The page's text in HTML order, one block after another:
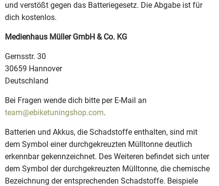
und verstößt gegen das Batteriegesetz. Die Abgabe ist für
dich kostenlos.
Medienhaus Müller GmbH & Co. KG
Gernsstr. 30
30659 Hannover
Deutschland
Bei Fragen wende dich bitte per E-Mail an
team@ebiketuningshop.com.
Batterien und Akkus, die Schadstoffe enthalten, sind mit
dem Symbol einer durchgekreuzten Mülltonne deutlich
erkennbar gekennzeichnet. Des Weiteren befindet sich unter
dem Symbol der durchgekreuzten Mülltonne, die chemische
Bezeichnung der entsprechenden Schadstoffe. Beispiele